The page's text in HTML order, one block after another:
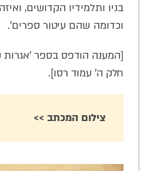
בניו ותלמידיו הקדושים,
וכדומה שהם עיטור ספרים'.
[המענה הודפס בספר 'אגרות
חלק ה' עמוד רסו].
צילום המכתב >>